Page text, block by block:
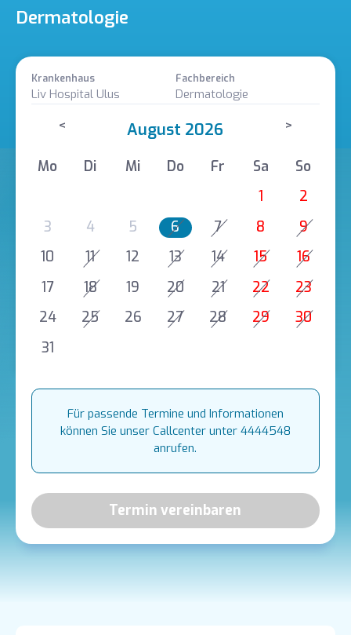
Dermatologie
Krankenhaus
Liv Hospital Ulus
Fachbereich
Dermatologie
< August 2026 >
Mo Di Mi Do Fr Sa
So
1
2
3
4 5 6 7 8
9
10
11 12 13 14 15
16
17
18 19 20 21 22
23
24
25 26 27 28 29
30
31
Für passende Termine und Informationen
können Sie unser Callcenter unter 4444548
anrufen.
Termin vereinbaren